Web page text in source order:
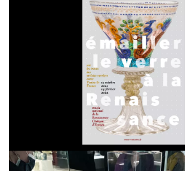
national de la Renaissance
Françoise Barbe, conservatrice en chef du
Isabelle Biron, ingénieure de recherche au C2RMF
Coproduite avec la Réunion des musées
partenariat avec le musée du Louvre et le C2RMF
En utilisant une grille de petits points et en jouant
lettres, l’affiche se fait l’écho de la fragilité et de la
verres émaillés particulièrement prisés dès la fin du
informations pratiques, placées sur la grille formée
comme de délicates ornementations.